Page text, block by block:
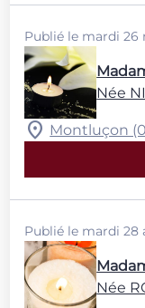
Publié le mardi 26
Née
Montluçon
Publié le mardi 28
Née